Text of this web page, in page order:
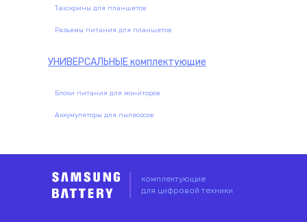
Тачскрины для планшетов
Разъемы питания для планшетов
УНИВЕРСАЛЬНЫЕкомплектующие
Блоки питания для мониторов
Аккумуляторы для пылесосов
комплектующие
для цифровой техники